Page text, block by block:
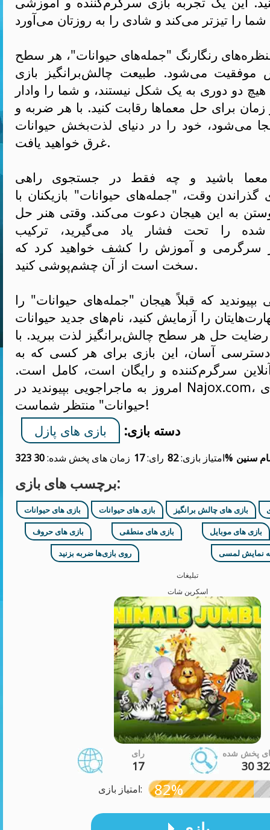
رنگارنگ "جمله‌های حیوانات"، هر سطح
می‌شود. طبیعت چالش‌برانگیز بازی
دو دوری به یک شکل نیستند، و شما را وادار
زمان برای حل معماها رقابت کنید. با هر ضربه و
می‌شود، خود را در دنیای لذت‌بخش حیوانات
غرق خواهید یافت.
باشید و چه فقط در جستجوی راهی
گذراندن وقت، "جمله‌های حیوانات" بازیکنان با
به این هیجان دعوت می‌کند. وقتی هنر حل
را تحت فشار یاد می‌گیرید، ترکیب
سرگرمی و آموزش را کشف خواهید کرد که
سخت است از آن چشم‌پوشی کنید.
بپیوندید که قبلاً هیجان "جمله‌های حیوانات" را
را آزمایش کنید، نام‌های جدید حیوانات
رضایت حل هر سطح چالش‌برانگیز لذت ببرید. با
آسان، این بازی برای هر کسی که به
سرگرم‌کننده و رایگان است، کامل است.
امروز به ماجراجویی بپیوندید در Najox.com، جایی که "جمله‌های
حیوانات" منتظر شماست!
دسته بازی:
بازی های پازل
زمان های پخش شده:30 323 رای:17 امتیاز بازی:82% سنین
برچسب های بازی:
بازی های حیوانات بازی های حیوانات
بازی های چالش برانگیز
بازی های حروف
بازی های منطقی
بازی های موبایل
روی بازی‌ها ضربه بزنید
نمایش لمسی
تبلیغات
اسکرین شات
رای
17
پخش شده
30
امتیاز بازی: 82%